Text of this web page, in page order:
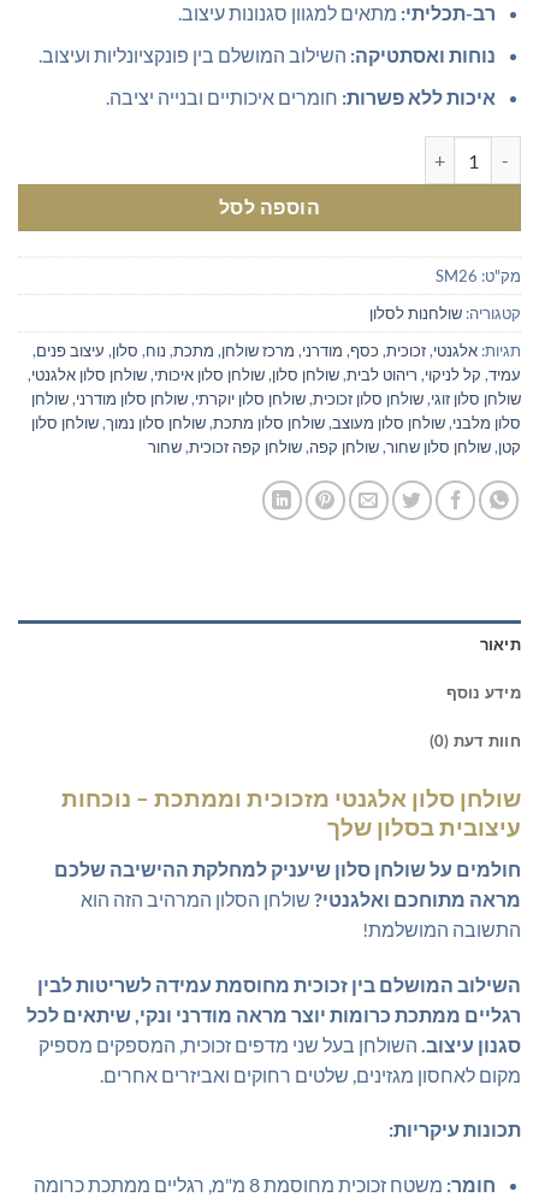
רב-תכליתי: מתאים למגוון סגנונות עיצוב.
נוחות ואסתטיקה: השילוב המושלם בין פונקציונליות ועיצוב.
איכות ללא פשרות: חומרים איכותיים ובנייה יציבה.
הוספה לסל
מק"ט: SM26
קטגוריה: שולחנות לסלון
תגיות: אלגנטי,זכוכית, כסף, מודרני, מרכז שולחן, מתכת, נוח, סלון, עיצוב פנים,
עמיד, קל לניקוי, ריהוט לבית,שולחן סלון,שולחן סלון איכותי,שולחן סלון אלגנטי,
שולחן סלון זוגי,שולחן סלון זכוכית,שולחן סלון יוקרתי,שולחן סלון מודרני,שולחן
סלון מלבני,שולחן סלון מעוצב,שולחן סלון מתכת,שולחן סלון נמוך,שולחן סלון
קטן,שולחן סלון שחור,שולחן קפה,שולחן קפה זכוכית,שחור
תיאור
מידע נוסף
חוות דעת (0)
שולחן סלון אלגנטי מזכוכית וממתכת – נוכחות
עיצובית בסלון שלך
חולמים על שולחן סלון שיעניק למחלקת ההישיבה שלכם
מראה מתוחכם ואלגנטי? שולחן הסלון המרהיב הזה הוא
התשובה המושלמת!
השילוב המושלם בין זכוכית מחוסמת עמידה לשריטות לבין
רגליים ממתכת כרומות יוצר מראה מודרני ונקי, שיתאים לכל
סגנון עיצוב. השולחן בעל שני מדפים זכוכית, המספקים מספיק
מקום לאחסון מגזינים, שלטים רחוקים ואביזרים אחרים.
תכונות עיקריות:
חומר: משטח זכוכית מחוסמת 8 מ"מ, רגליים ממתכת כרומה